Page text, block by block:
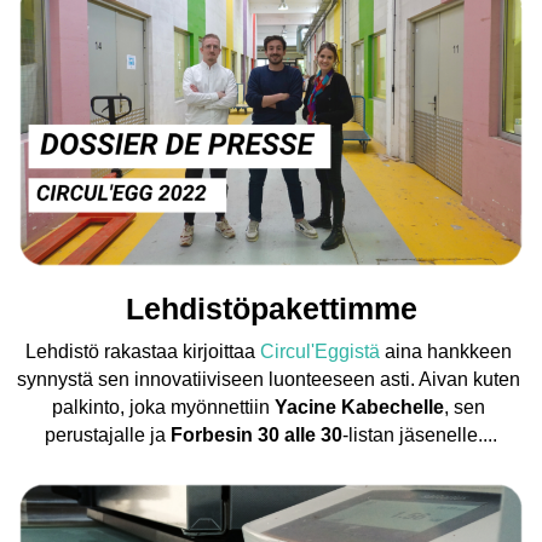
Lehdistöpakettimme
Lehdistö rakastaa kirjoittaa Circul'Eggistä aina hankkeen
synnystä sen innovatiiviseen luonteeseen asti. Aivan kuten
palkinto, joka myönnettiin Yacine Kabechelle, sen
perustajalle ja Forbesin 30 alle 30-listan jäsenelle....